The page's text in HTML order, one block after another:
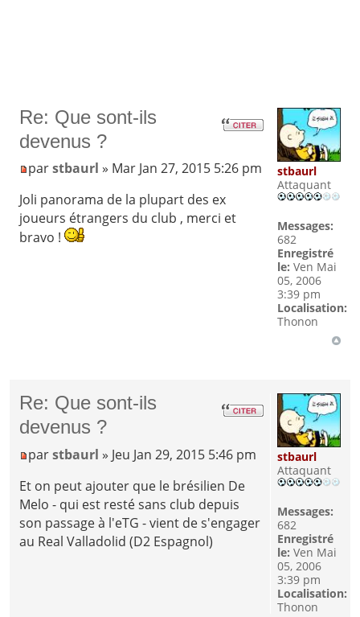
Re: Que sont-ils
devenus ?
parstbaurl » Mar Jan 27, 2015 5:26 pm
Joli panorama de la plupart des ex
joueurs étrangers du club , merci et
bravo !
stbaurl
Attaquant
Messages:
682
Enregistré
le: Ven Mai
05, 2006
3:39 pm
Localisation:
Thonon
Re: Que sont-ils
devenus ?
parstbaurl » Jeu Jan 29, 2015 5:46 pm
Et on peut ajouter que le brésilien De
Melo - qui est resté sans club depuis
son passage à l'eTG - vient de s'engager
au Real Valladolid (D2 Espagnol)
stbaurl
Attaquant
Messages:
682
Enregistré
le: Ven Mai
05, 2006
3:39 pm
Localisation:
Thonon